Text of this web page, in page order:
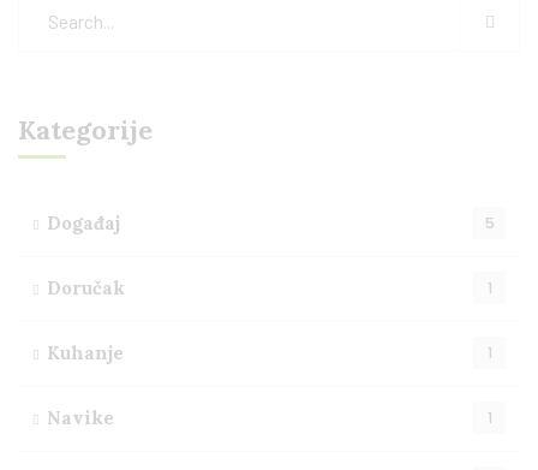
Kategorije
Događaj 5
Doručak 1
Kuhanje 1
Navike 1